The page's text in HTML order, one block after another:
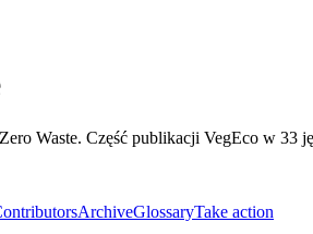
Waste. Część publikacji VegEco w 33
ArchiveGlossaryTake action